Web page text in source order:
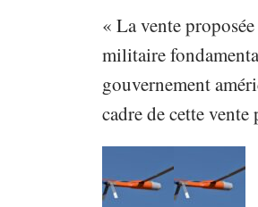
« La vente
militaire
gouvernement
cadre de cette